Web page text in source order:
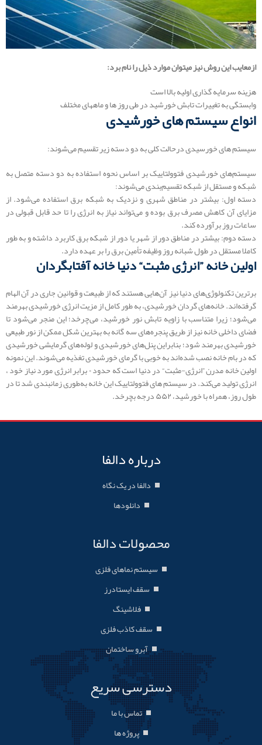
ازمعایب این روش نیز میتوان موارد ذیل را نام برد:
هزینه سرمایه گذاری اولیه بالا است
وابستگی به تغییرات تابش خورشید در طی روز ها و ماههای مختلف
انواع سیستم های خورشیدی
سیستم های خورسیدی درحالت کلی به دو دسته زیر تقسیم می‌شوند:
سیستم‌های خورشیدی فتوولتاییک بر اساس نحوه استفاده به دو دسته متصل به
شبکه و مستقل از شبکه تقسیم‌بندی می‌شوند:
دسته اول: بیشتر در مناطق شهری و نزدیک به شبکه برق استفاده می‌شود. از
مزایای آن کاهش مصرف برق بوده و می‌تواند نیاز به انرژی را تا حد قابل قبولی در
ساعات روز برآورده کند.
دسته دوم: بیشتر در مناطق دور از شهر یا دور از شبکه برق کاربرد داشته و به طور
کاملا مستقل در طول شبانه روز وظیفه تأمین برق را بر عهده دارد.
اولین خانه ”انرژی مثبت“ دنیا خانه آفتابگردان
برترین تکنولوژی‌های دنیا نیز آن‌هایی هستند که از طبیعت و قوانین جاری در آن الهام
گرفته‌اند. خانه‌های گردان خورشیدی، به طور کامل از مزیت انرژی خورشیدی بهرمند
می‌شود؛ زیرا متناسب با زاویه تابش نور خورشید، می‌چرخد؛ این منجر می‌شود تا
فضای داخلی خانه نیز از طریق پنجره‌های سه گانه به بهترین شکل ممکن از نور طبیعی
خورشیدی بهرمند شود؛ بنابراین پنل‌های خورشیدی و لوله‌های گرمایشی خورشیدی
که در بام خانه نصب شده‌اند به خوبی با گرمای خورشیدی تغذیه می‌شوند. این نمونه
اولین خانه مدرن ”انرژی-مثبت“ در دنیا است که حدود ۰ برابر انرژی مورد نیاز خود ،
انرژی تولید می‌کند. در سیستم های فتوولتاییک این خانه به‌طوری زمانبندی شد تا در
طول روز، همراه با خورشید، ۵۵۲ درجه بچرخد.
درباره دالفا
دالفا در یک نگاه
دانلودها
محصولات دالفا
سیستم نماهای فلزی
سقف ایستادرز
فلاشینگ
سقف کاذب فلزی
آبرو ساختمان
دسترسی سریع
تماس با ما
پروژه ها